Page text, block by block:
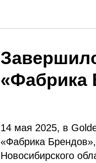
«Фабрика
14 мая 2025, в
«Фабрика
Новосибирского